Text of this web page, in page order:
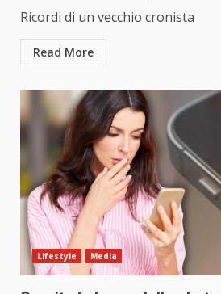
Ricordi di un vecchio cronista
Read More
Lifestyle Media